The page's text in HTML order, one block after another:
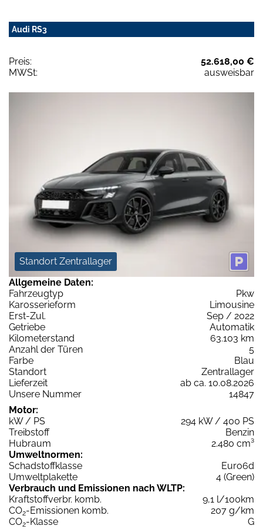
Audi RS3
Preis:
52.618,00 €
MWSt:
ausweisbar
Standort Zentrallager
Allgemeine Daten:
Fahrzeugtyp
Pkw
Karosserieform
Limousine
Erst-Zul.
Sep / 2022
Getriebe
Automatik
Kilometerstand
63.103 km
Anzahl der Türen
5
Farbe
Blau
Standort
Zentrallager
Lieferzeit
ab ca. 10.08.2026
Unsere Nummer
14847
Motor:
kW / PS
294 kW / 400 PS
Treibstoff
Benzin
Hubraum
2.480 cm³
Umweltnormen:
Schadstoffklasse
Euro6d
Umweltplakette
4 (Green)
Verbrauch und Emissionen nach WLTP:
Kraftstoffverbr. komb.
9,1 l/100km
CO2-Emissionen komb.
207 g/km
CO2-Klasse
G